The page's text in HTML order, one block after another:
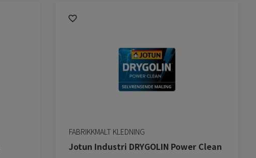
FABRIKKMALT KLEDNING
Jotun Industri DRYGOLIN Power Clean